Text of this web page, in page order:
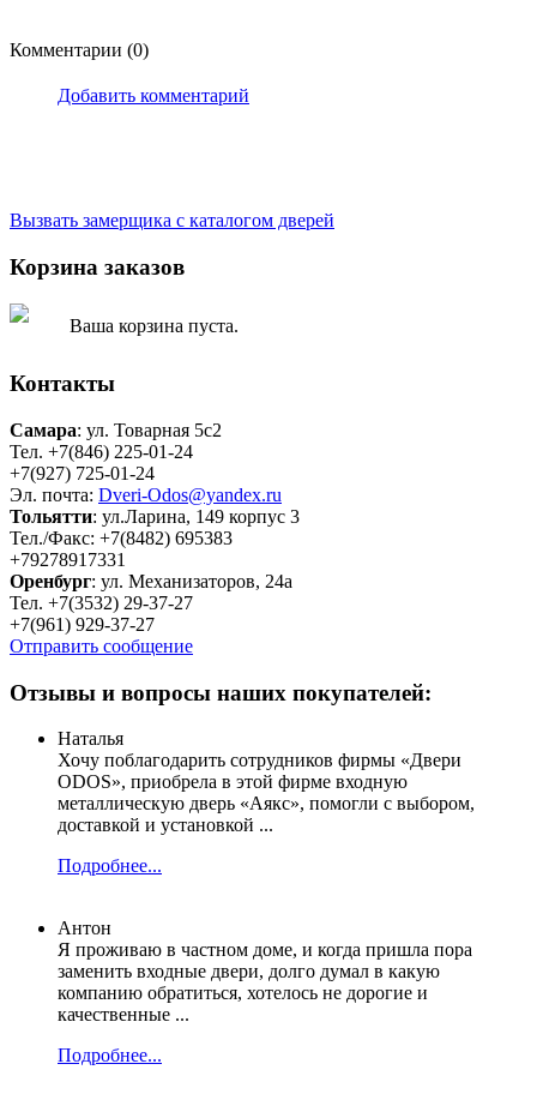
Комментарии (0)
Добавить комментарий
Вызвать замерщика с каталогом дверей
Корзина заказов
Ваша корзина пуста.
Контакты
Самара: ул. Товарная 5c2
Тел. +7(846) 225-01-24
+7(927) 725-01-24
Эл. почта: Dveri-Odos@yandex.ru
Тольятти: ул.Ларина, 149 корпус 3
Тел./Факс: +7(8482) 695383
+79278917331
Оренбург: ул. Механизаторов, 24а
Тел. +7(3532) 29-37-27
+7(961) 929-37-27
Отправить сообщение
Отзывы и вопросы наших покупателей:
Наталья
Хочу поблагодарить сотрудников фирмы «Двери
ODOS», приобрела в этой фирме входную
металлическую дверь «Аякс», помогли с выбором,
доставкой и установкой ...
Подробнее...
Антон
Я проживаю в частном доме, и когда пришла пора
заменить входные двери, долго думал в какую
компанию обратиться, хотелось не дорогие и
качественные ...
Подробнее...